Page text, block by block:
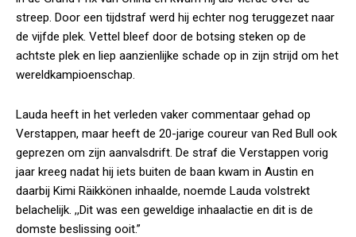
streep. Door een tijdstraf werd hij echter nog teruggezet naar
de vijfde plek. Vettel bleef door de botsing steken op de
achtste plek en liep aanzienlijke schade op in zijn strijd om het
wereldkampioenschap.
Lauda heeft in het verleden vaker commentaar gehad op
Verstappen, maar heeft de 20-jarige coureur van Red Bull ook
geprezen om zijn aanvalsdrift. De straf die Verstappen vorig
jaar kreeg nadat hij iets buiten de baan kwam in Austin en
daarbij Kimi Räikkönen inhaalde, noemde Lauda volstrekt
belachelijk. ,,Dit was een geweldige inhaalactie en dit is de
domste beslissing ooit.”